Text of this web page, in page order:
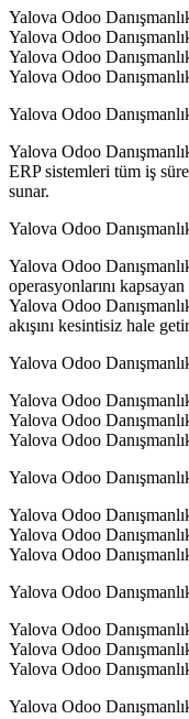
Yalova Odoo
Yalova Odoo
Yalova Odoo
Yalova Odoo
Yalova Odoo
Yalova Odoo
ERP sistemleri tüm iş
sunar.
Yalova Odoo
Yalova Odoo
operasyonlarını
Yalova Odoo
akışını kesintisiz hale
Yalova Odoo
Yalova Odoo
Yalova Odoo
Yalova Odoo
Yalova Odoo
Yalova Odoo
Yalova Odoo
Yalova Odoo
Yalova Odoo
Yalova Odoo
Yalova Odoo
Yalova Odoo
Yalova Odoo